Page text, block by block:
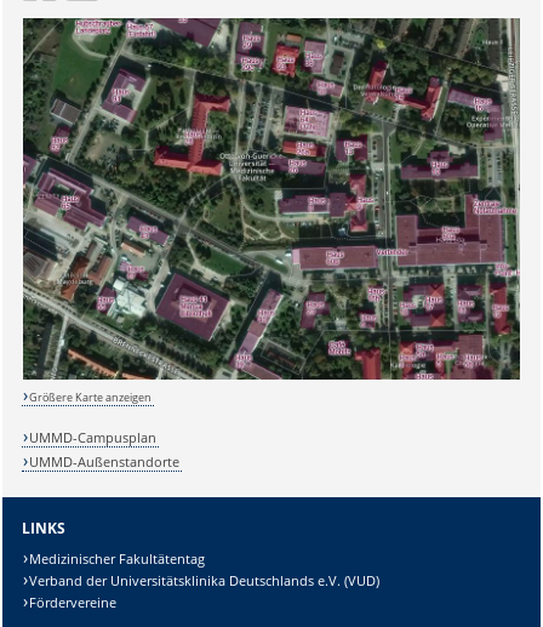
Sicherheitsabfrage:
Größere Karte anzeigen
UMMD-Campusplan
UMMD-Außenstandorte
LINKS
Medizinischer Fakultätentag
Verband der Universitätsklinika Deutschlands e.V. (VUD)
Fördervereine